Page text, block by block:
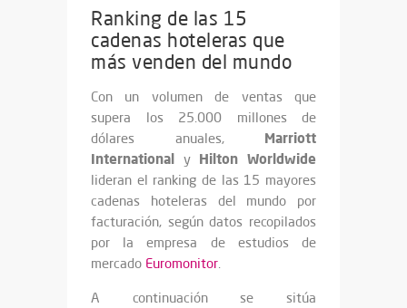
Ranking de las 15
cadenas hoteleras que
más venden del mundo
Con un volumen de ventas que
supera los 25.000 millones de
dólares anuales, Marriott
International y Hilton Worldwide
lideran el ranking de las 15 mayores
cadenas hoteleras del mundo por
facturación, según datos recopilados
por la empresa de estudios de
mercado Euromonitor.
A continuación se sitúa